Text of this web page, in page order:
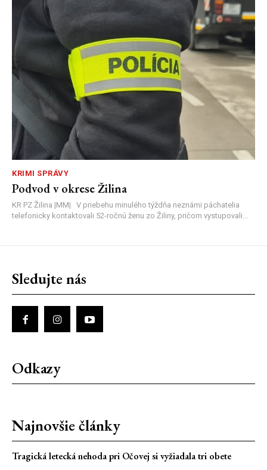
KRIMI SPRÁVY
Podvod v okrese Žilina
KR PZ Žilina |MM| V priebehu minulého týždňa neznámi páchatelia
telefonicky kontaktovali 52-ročnú ženu zo Žiliny, pričom vystupovali...
Sledujte nás
Odkazy
Najnovšie články
Tragická letecká nehoda pri Očovej si vyžiadala tri obete